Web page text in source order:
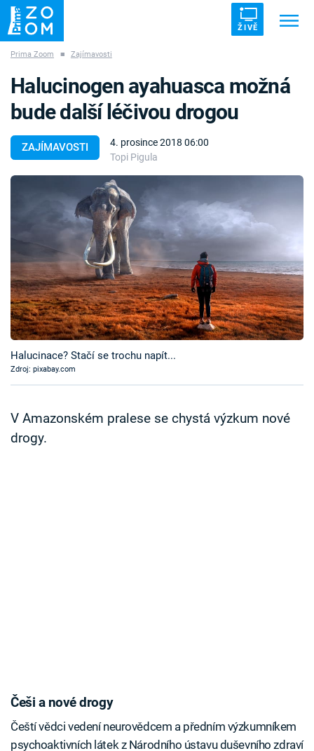
ŽIVĚ
ZÁHADY VETŘELCI DÁVNOVĚKU
Témata
Pořady
TV Program
Časopis
Sledujte prima+
Prima Zoom ■ Zajímavosti
ZAJÍMAVOSTI
4. prosince 2018 06:00
Topi Pigula
Halucinogen ayahuasca možná
bude další léčivou drogou
Halucinace? Stačí se trochu napít...
Zdroj: pixabay.com
V Amazonském pralese se chystá výzkum nové
drogy.
Češi a nové drogy
Čeští vědci vedení neurovědcem a předním výzkumníkem
psychoaktivních látek z Národního ústavu duševního zdraví